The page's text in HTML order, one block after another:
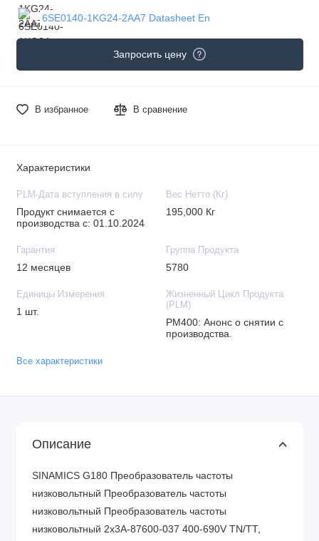
6SE0140-1KG24-2AA7 Datasheet En
Запросить цену
В избранное В сравнение
Характеристики
PLM-Дата вступления в силу
Продукт снимается с
производства с: 01.10.2024
Вес Нетто (Кг)
195,000 Кг
Гарантия
12 месяцев
Группа Продукта
5780
Единицы Измерения
1 шт.
Жизненный Цикл Продукта
(PLM)
PM400: Анонс о снятии с
производства.
Все характеристики
Описание
SINAMICS G180 Преобразователь частоты
низковольтный Преобразователь частоты
низковольтный Преобразователь частоты
низковольтный 2x3A-87600-037 400-690V TN/TT,